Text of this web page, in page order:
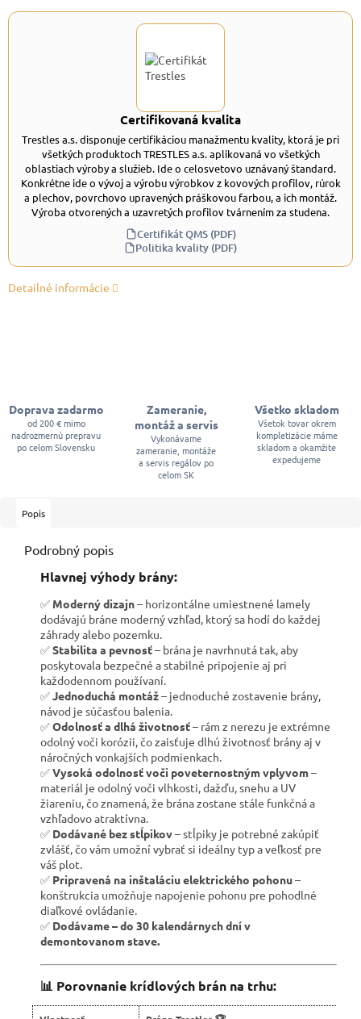
Certifikovaná kvalita
Trestles a.s. disponuje certifikáciou manažmentu kvality, ktorá je pri
všetkých produktoch TRESTLES a.s. aplikovaná vo všetkých
oblastiach výroby a služieb. Ide o celosvetovo uznávaný štandard.
Konkrétne ide o vývoj a výrobu výrobkov z kovových profilov, rúrok
a plechov, povrchovo upravených práškovou farbou, a ich montáž.
Výroba otvorených a uzavretých profilov tvárnením za studena.
Certifikát QMS (PDF)
Politika kvality (PDF)
Detailné informácie
Doprava zadarmo
od 200 € mimo
nadrozmernú prepravu
po celom Slovensku
Zameranie,
montáž a servis
Vykonávame
zameranie, montáže
a servis regálov po
celom SK
Všetko skladom
Všetok tovar okrem
kompletizácie máme
skladom a okamžite
expedujeme
Popis
Podrobný popis
Hlavnej výhody brány:
✅ Moderný dizajn– horizontálne umiestnené lamely
dodávajú bráne moderný vzhľad, ktorý sa hodí do každej
záhrady alebo pozemku.
✅Stabilita a pevnosť– brána je navrhnutá tak, aby
poskytovala bezpečné a stabilné pripojenie aj pri
každodennom používaní.
✅Jednoduchá montáž– jednoduché zostavenie brány,
návod je súčasťou balenia.
✅Odolnosť a dlhá životnosť– rám z nerezu je extrémne
odolný voči korózii, čo zaisťuje dlhú životnosť brány aj v
náročných vonkajších podmienkach.
✅Vysoká odolnosť voči poveternostným vplyvom–
materiál je odolný voči vlhkosti, dažďu, snehu a UV
žiareniu, čo znamená, že brána zostane stále funkčná a
vzhľadovo atraktívna.
✅ Dodávané bez stĺpikov– stĺpiky je potrebné zakúpiť
zvlášť, čo vám umožní vybrať si ideálny typ a veľkosť pre
váš plot.
✅ Pripravená na inštaláciu elektrického pohonu–
konštrukcia umožňuje napojenie pohonu pre pohodlné
diaľkové ovládanie.
✅ Dodávame – do 30 kalendárnych dní v
demontovanom stave.
📊 Porovnanie krídlových brán na trhu: